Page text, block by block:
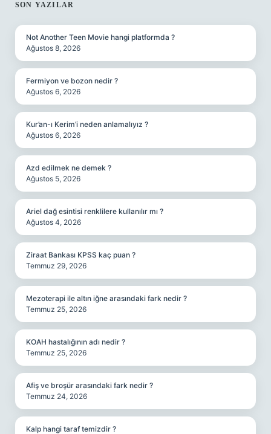
SIDEBAR
SON YAZILAR
Not Another Teen Movie hangi platformda ?
Ağustos 8, 2026
Fermiyon ve bozon nedir ?
Ağustos 6, 2026
Kur’an-ı Kerim’i neden anlamalıyız ?
Ağustos 6, 2026
Azd edilmek ne demek ?
Ağustos 5, 2026
Ariel dağ esintisi renklilere kullanılır mı ?
Ağustos 4, 2026
Ziraat Bankası KPSS kaç puan ?
Temmuz 29, 2026
Mezoterapi ile altın iğne arasındaki fark nedir ?
Temmuz 25, 2026
KOAH hastalığının adı nedir ?
Temmuz 25, 2026
Afiş ve broşür arasındaki fark nedir ?
Temmuz 24, 2026
Kalp hangi taraf temizdir ?